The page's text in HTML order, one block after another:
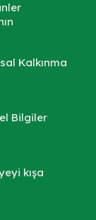
Kalkınma
Bilgiler
kışa